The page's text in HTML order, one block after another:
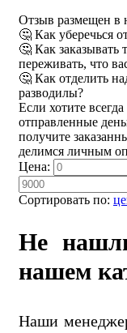
Отзыв размещен в
🤔 Как уберечься
🤔 Как заказывать
переживать, что
🤔 Как отделить
разводилы?
Если хотите
отправленные
получите
делимся личным
Сортировать по:
Цена:
Не
нашем
Наши